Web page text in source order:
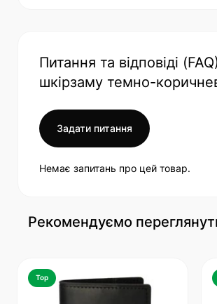
Питання та відповіді
шкірзаму темно-
Задати питання
Немає запитань про цей товар.
Рекомендуємо
Top